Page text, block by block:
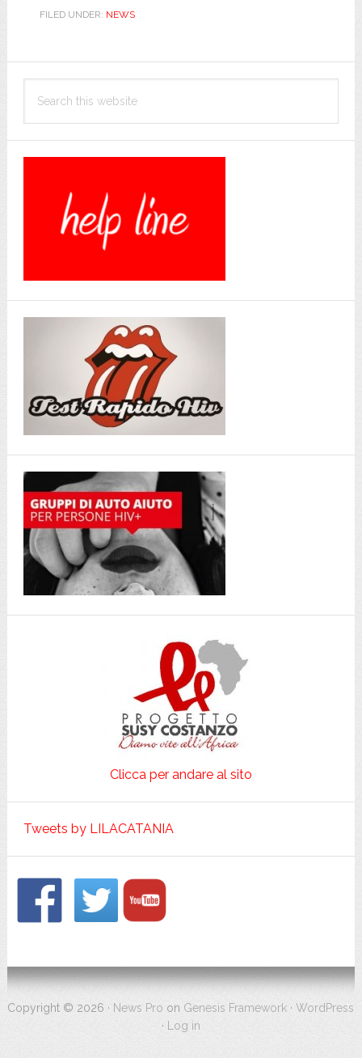
FILED UNDER: NEWS
Primary
Sidebar
this
Clicca per andare al sito
Tweets by LILACATANIA
Footer
Copyright © 2026 · News Pro on Genesis Framework ·WordPress
· Log in